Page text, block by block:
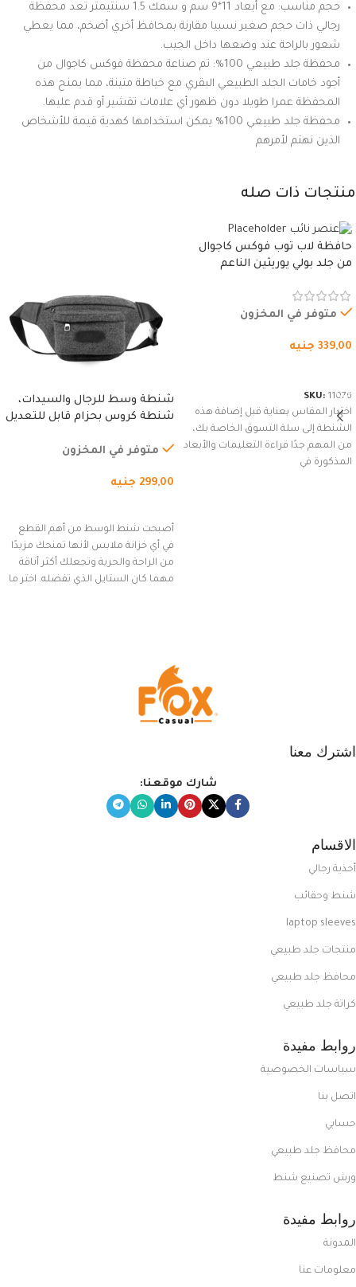
حجم مناسب: مع أبعاد 11*9 سم و سمك 1.5 سنتيمتر تعد محفظة
رجالي ذات حجم صغير نسبيا مقارنة بمحافظ أخري أضخم، مما يعطي
شعور بالراحة عند وضعها داخل الجيب.
محفظة جلد طبيعي 100%: تم صناعة محفظة فوكس كاجوال من
أجود خامات الجلد الطبيعي البقري مع خياطة متينة، مما يمنح هذه
المحفظة عمرا طويلا دون ظهور أي علامات تقشير أو قدم عليها.
محفظة جلد طبيعي 100% يمكن استخدامها كهدية قيمة للأشخاص
الذين نهتم لأمرهم
منتجات ذات صله
حافظة لاب توب فوكس كاجوال
من جلد بولي يوريثين الناعم
وسوستة.
متوفر في المخزون
339,00 جنيه
SKU: 11076
اختيار المقاس بعناية قبل إضافة هذه
الشنطة إلى سلة التسوق الخاصة بك،
من المهم جدًا قراءة التعليمات والأبعاد
المذكورة في
شنطة وسط للرجال والسيدات،
شنطة كروس بحزام قابل للتعديل
السفر، الجري العادي، المشي
(رمادي)
متوفر في المخزون
299,00 جنيه
أصبحت شنط الوسط من أهم القطع
في أي خزانة ملابس لأنها تمنحك مزيدًا
من الراحة والحرية وتجعلك أكثر أناقة
مهما كان الستايل الذي تفضله. اختر ما
اشترك معنا
شارك موقعنا:
الاقسام
أحذية رجالي
شنط وحقائب
laptop sleeves
منتجات جلد طبيعي
محافظ جلد طبيعي
كراتة جلد طبيعي
روابط مفيدة
سياسات الخصوصية
اتصل بنا
حسابي
محافظ جلد طبيعي
ورش تصنيع شنط
روابط مفيدة
المدونة
معلومات عنا